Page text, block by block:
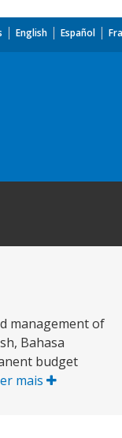
English Español
management of
Bahasa
budget
mais